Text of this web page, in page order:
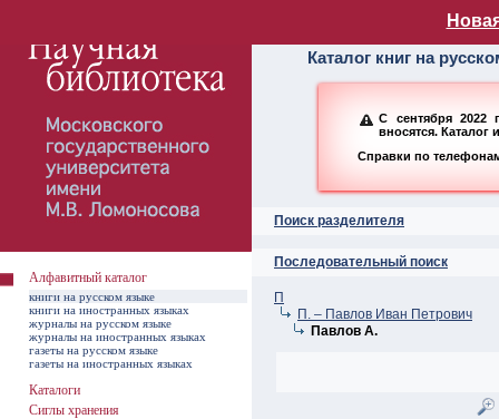
Алфавитный
Каталог книг на
С сентября 2022
вносятся. Каталог
Справки по
Поиск разделителя
Последовательный поиск
П
П. – Павлов Иван Петрович
Павлов А.
Алфавитный каталог
книги на русском языке
книги на иностранных языках
журналы на русском языке
журналы на иностранных языках
газеты на русском языке
газеты на иностранных языках
Каталоги
Сиглы хранения